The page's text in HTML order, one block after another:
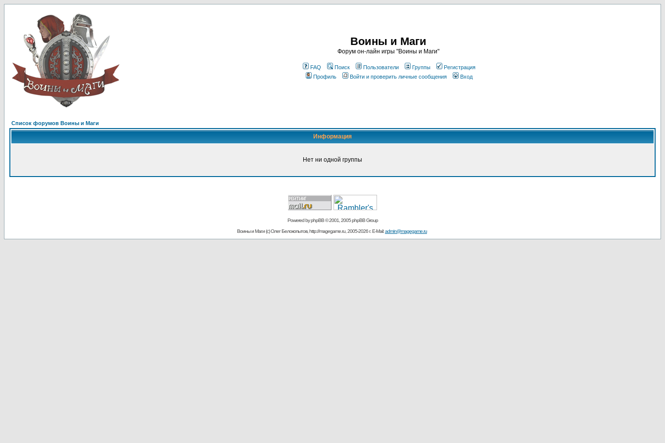
Воины и Маги
Форум он-лайн игры "Воины и Маги"
FAQ Поиск Пользователи Группы
Регистрация
Профиль
Войти и проверить личные сообщения Вход
Список форумов Воины и Маги
Информация
Нет ни одной группы
Powered byphpBB© 2001, 2005 phpBB Group
Воины и Маги (c) Олег Белокопытов, http://magegame.ru, 2005-2026 г. E-Mail:admin@magegame.ru